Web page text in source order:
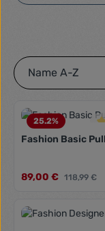
25.2%
Fashion Basic
Verkaufspreis:
89,00 € Regulärer
118,99 €